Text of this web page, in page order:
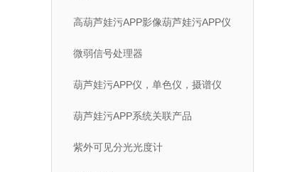
高葫芦娃污APP影像葫芦娃污APP仪
微弱信号处理器
葫芦娃污APP仪，单色仪，摄谱仪
葫芦娃污APP系统关联产品
紫外可见分光光度计